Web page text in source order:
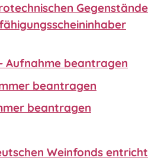
Aufnahme beantragen
beantragen
beantragen
Weinfonds